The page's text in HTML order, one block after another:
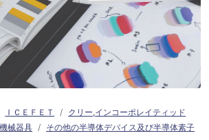
ＩＣＥＦＥＴ
クリー,インコーポレイティッド
械器具
その他の半導体デバイス及び半導体素子